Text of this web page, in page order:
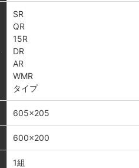
SR
QR
15R
DR
AR
WMR
タイプ
605×205
600×200
1組